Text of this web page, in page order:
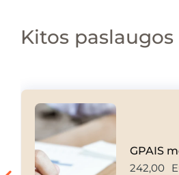
Kitos paslaugos
GPAIS
242,00